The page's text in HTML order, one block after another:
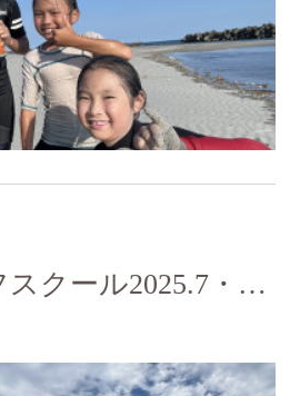
三浦 涼サーフスクール2025.7・8月のスケジュール